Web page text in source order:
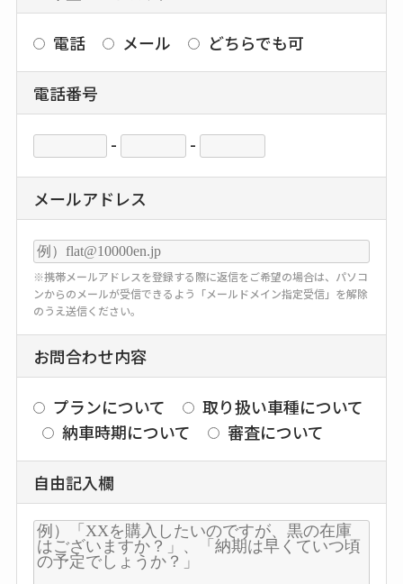
電話 メール どちらでも可
電話番号
- -
メールアドレス
※携帯メールアドレスを登録する際に返信をご希望の場合は、パソコ
ンからのメールが受信できるよう「メールドメイン指定受信」を解除
のうえ送信ください。
お問合わせ内容
プランについて
取り扱い車種について
納車時期について
審査について
自由記入欄